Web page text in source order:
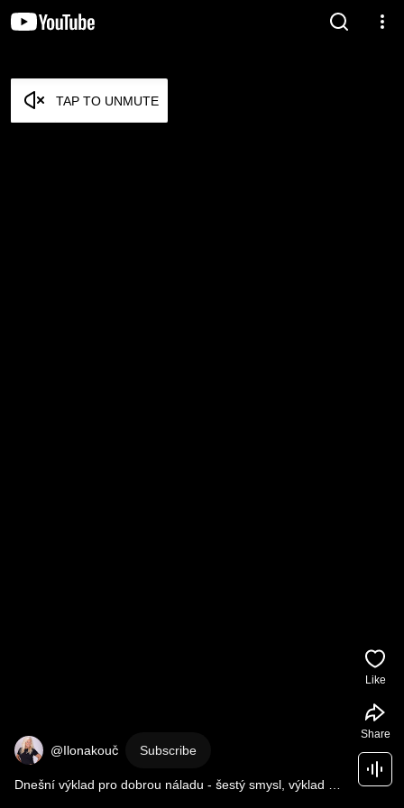
TAP TO UNMUTE
@Ilonakouč Subscribe
Dnešní výklad pro dobrou náladu - šestý smysl, výklad
Like
Share